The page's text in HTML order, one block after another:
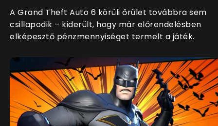
A Grand Theft Auto 6 körüli őrület továbbra sem
csillapodik – kiderült, hogy már előrendelésben
elképesztő pénzmennyiséget termelt a játék.